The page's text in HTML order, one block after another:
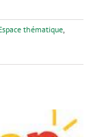
thématique